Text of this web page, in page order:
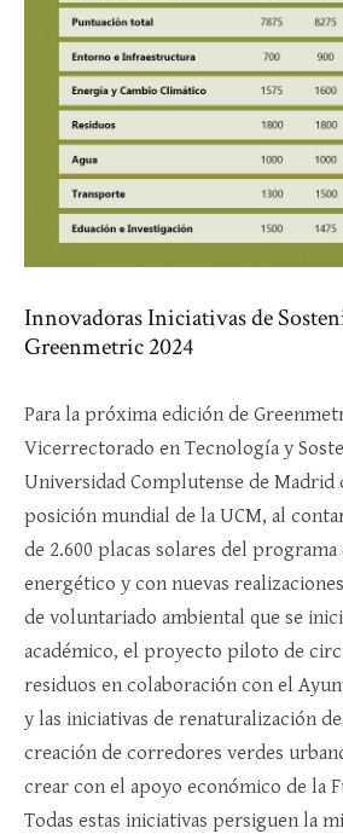
Innovadoras Iniciativas de
Greenmetric 2024
Para la próxima edición de
Vicerrectorado en Tecnología y
Universidad Complutense de Madrid
posición mundial de la UCM, al
de 2.600 placas solares del
energético y con nuevas
de voluntariado ambiental que se
académico, el proyecto piloto de
residuos en colaboración con el
y las iniciativas de renaturalización
creación de corredores verdes
crear con el apoyo económico de la
Todas estas iniciativas persiguen la